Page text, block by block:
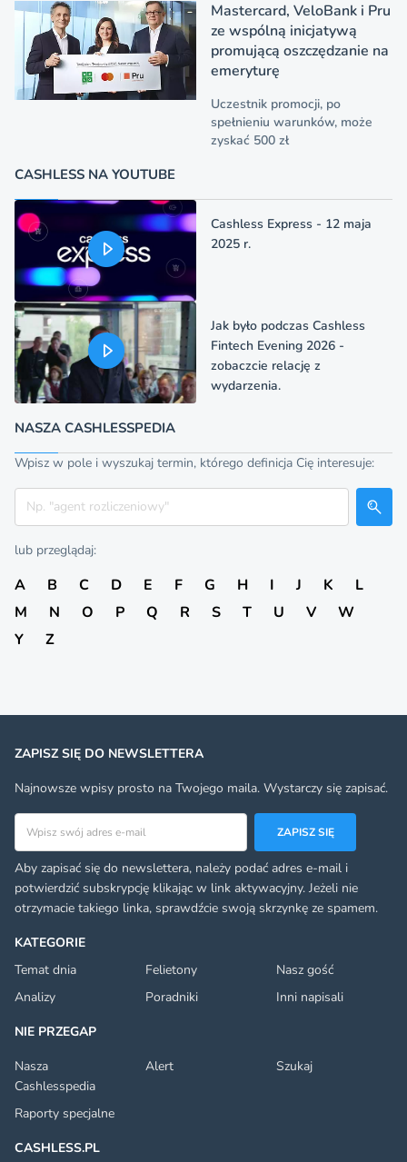
Mastercard, VeloBank i Pru
ze wspólną inicjatywą
promującą oszczędzanie na
emeryturę
Uczestnik promocji, po
spełnieniu warunków, może
zyskać 500 zł
CASHLESS NA YOUTUBE
Cashless Express - 12 maja
2025 r.
Jak było podczas Cashless
Fintech Evening 2026 -
zobaczcie relację z
wydarzenia.
NASZA CASHLESSPEDIA
Wpisz w pole i wyszukaj termin, którego definicja Cię interesuje:
Szukaj
lub przeglądaj:
A B C D E F G H I J K
L
M
N O P Q R S T U V
W
Y
Z
KATEGORIE
Temat dnia
Felietony
Nasz gość
Analizy
Poradniki
Inni napisali
NIE PRZEGAP
Nasza
Cashlesspedia
Alert Szukaj
Raporty specjalne
CASHLESS.PL
ZAPISZ SIĘ DO NEWSLETTERA
Najnowsze wpisy prosto na Twojego maila. Wystarczy się zapisać.
ZAPISZ SIĘ
Aby zapisać się do newslettera, należy podać adres e-mail i
potwierdzić subskrypcję klikając w link aktywacyjny. Jeżeli nie
otrzymacie takiego linka, sprawdźcie swoją skrzynkę ze spamem.